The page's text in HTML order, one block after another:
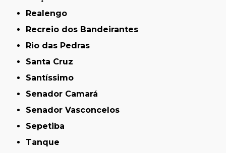
Realengo
Recreio dos Bandeirantes
Rio das Pedras
Santa Cruz
Santíssimo
Senador Camará
Senador Vasconcelos
Sepetiba
Tanque